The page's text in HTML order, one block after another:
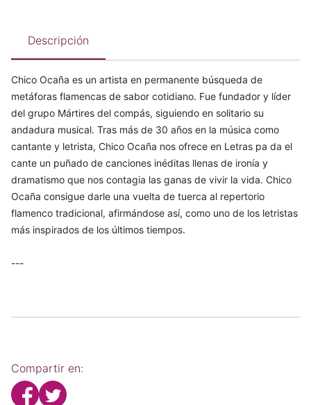
Descripción
Chico Ocaña es un artista en permanente búsqueda de
metáforas flamencas de sabor cotidiano. Fue fundador y líder
del grupo Mártires del compás, siguiendo en solitario su
andadura musical. Tras más de 30 años en la música como
cantante y letrista, Chico Ocaña nos ofrece en Letras pa da el
cante un puñado de canciones inéditas llenas de ironía y
dramatismo que nos contagia las ganas de vivir la vida. Chico
Ocaña consigue darle una vuelta de tuerca al repertorio
flamenco tradicional, afirmándose así, como uno de los letristas
más inspirados de los últimos tiempos.
---
Compartir en: